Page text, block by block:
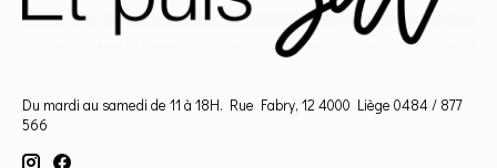
Du mardi au samedi de 11 à 18H. Rue Fabry, 12 4000 Liège 0484 / 877
566